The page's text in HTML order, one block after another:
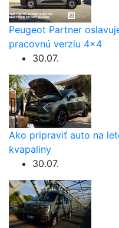
Peugeot Partner
pracovnú verziu 4×4
30.07.
Ako pripraviť auto na
kvapaliny
30.07.